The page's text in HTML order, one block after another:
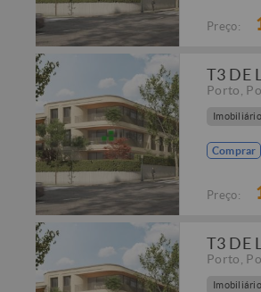
Preço:
T3 DE
Porto
Imobiliário
Comprar
Preço:
T3 DE
Porto
Imobiliário